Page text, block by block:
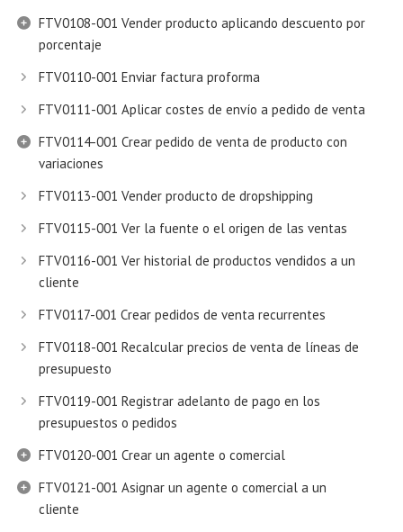
FTV0108-001 Vender producto aplicando descuento por
porcentaje
FTV0110-001 Enviar factura proforma
FTV0111-001 Aplicar costes de envío a pedido de venta
FTV0114-001 Crear pedido de venta de producto con
variaciones
FTV0113-001 Vender producto de dropshipping
FTV0115-001 Ver la fuente o el origen de las ventas
FTV0116-001 Ver historial de productos vendidos a un
cliente
FTV0117-001 Crear pedidos de venta recurrentes
FTV0118-001 Recalcular precios de venta de líneas de
presupuesto
FTV0119-001 Registrar adelanto de pago en los
presupuestos o pedidos
FTV0120-001 Crear un agente o comercial
FTV0121-001 Asignar un agente o comercial a un
cliente